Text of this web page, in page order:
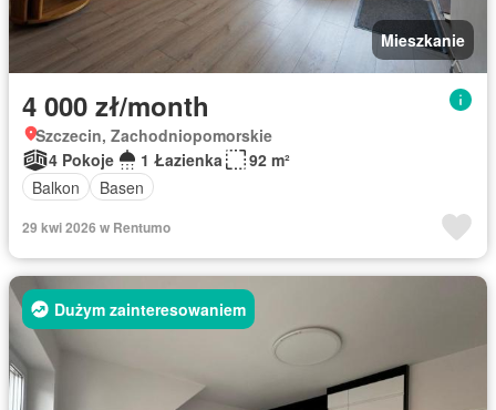
Mieszkanie
4 000 zł/month
Szczecin, Zachodniopomorskie
4 Pokoje
1 Łazienka
92 m²
Balkon
Basen
29 kwi 2026 w Rentumo
Dużym zainteresowaniem